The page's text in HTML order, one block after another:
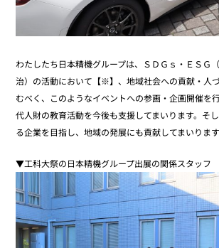
わたしたち日本精機グループは、ＳＤＧｓ・ＥＳＧ
治）の活動において 【※】 、地域社会への貢献・人
むべく、このようなイベントへの参画・企画開催を
代人財の教育活動を今後も支援してまいります。そ
る企業を目指し、地域の発展にも貢献してまいります
▼工科大祭の日本精機グループ出展の関係スタッフ